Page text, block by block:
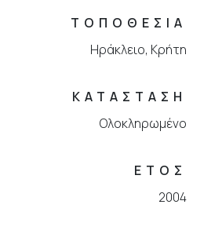
ΤΟΠΟΘΕΣΙΑ
Ηράκλειο, Κρήτη
ΚΑΤΑΣΤΑΣΗ
Ολοκληρωμένο
ΕΤΟΣ
2004